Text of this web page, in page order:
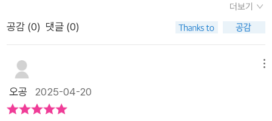
서 그치지 않고, 만든 에이전트를 평가하고 모니터링하는 방법까
지 제시합니다. 이처럼 구현 → 디버깅 → 평가라는 전체 사이클
을 경험할 수 있도록 구성된 점은 이 책의 가장 큰 강점 중 하나입
니다.5. M365 코파일럿과 비교 분석으로 시야 확장마지막 4부
업형 AI 도구의 한계와 가능성을 짚어보며, 상용 에이전트 서비스
용해보면서 장단점을 한눈에 비교하기 좋게 구성되어있다.이후
후처리 작업에 해당하는 랭스미스를 실습하는데 디버깅, 모니터
야 할지 큰 그림을 그리는데 필요한 알짜배기만 담아내고 있다는
점이 특징이다.마지막으로 M365 코파일럿과 에이전트의 비교
파트가 등장한다. 저자의 타깃 독자층을 가장 쉽게 파악할 수 있
는 부분이다.M365의 경우 프로그래밍을 버튼 기능으로 최소화
더보기
공감 (0) 댓글 (0)
오공 2025-04-20